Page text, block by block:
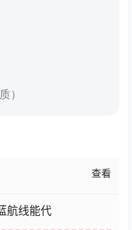
）
查看
航线能代